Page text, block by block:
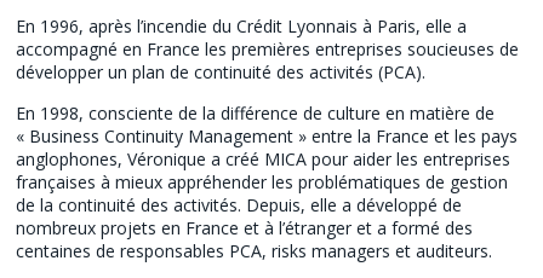
En 1996, après l’incendie du Crédit Lyonnais à Paris, elle a
accompagné en France les premières entreprises soucieuses de
développer un plan de continuité des activités (PCA).
En 1998, consciente de la différence de culture en matière de
« Business Continuity Management » entre la France et les pays
anglophones, Véronique a créé MICA pour aider les entreprises
françaises à mieux appréhender les problématiques de gestion
de la continuité des activités. Depuis, elle a développé de
nombreux projets en France et à l’étranger et a formé des
centaines de responsables PCA, risks managers et auditeurs.